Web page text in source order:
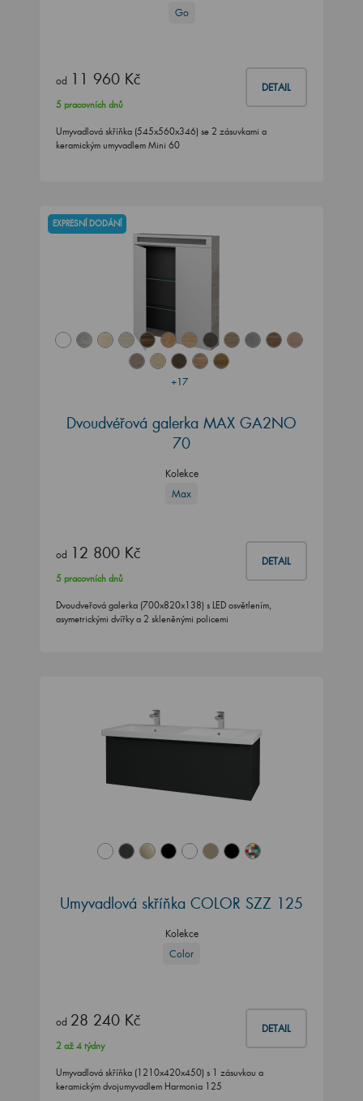
Go
od 11 960 Kč DETAIL
5 pracovních dnů
Umyvadlová skříňka (545x560x346) se 2 zásuvkami a
keramickým umyvadlem Mini 60
+17
EXPRESNÍ DODÁNÍ
Dvoudvéřová galerka MAX GA2NO
70
Kolekce
Max
od 12 800 Kč DETAIL
5 pracovních dnů
Dvoudveřová galerka (700x820x138) s LED osvětlením,
asymetrickými dvířky a 2 skleněnými policemi
Umyvadlová skříňka COLOR SZZ 125
Kolekce
Color
od 28 240 Kč DETAIL
2 až 4 týdny
Umyvadlová skříňka (1210x420x450) s 1 zásuvkou a
keramickým dvojumyvadlem Harmonia 125